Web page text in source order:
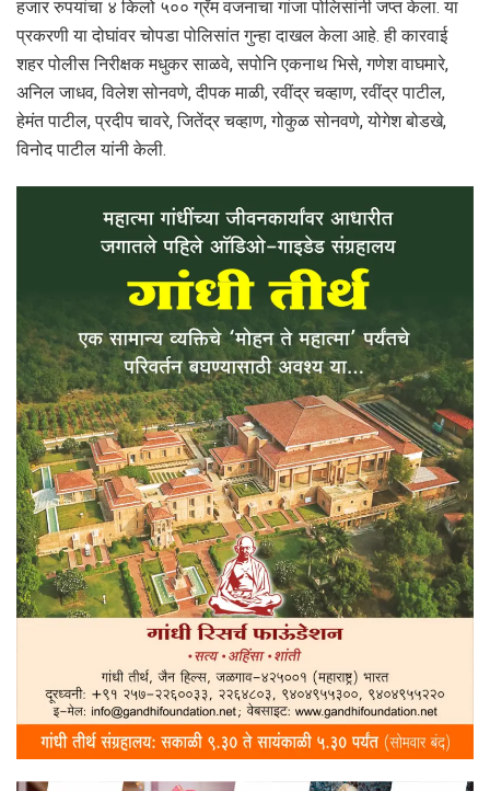
हजार रुपयांचा ४ किलो ५०० ग्रॅम वजनाचा गांजा पोलिसांनी जप्त केला. या
प्रकरणी या दोघांवर चोपडा पोलिसांत गुन्हा दाखल केला आहे. ही कारवाई
शहर पोलीस निरीक्षक मधुकर साळवे, सपोनि एकनाथ भिसे, गणेश वाघमारे,
अनिल जाधव, विलेश सोनवणे, दीपक माळी, रवींद्र चव्हाण, रवींद्र पाटील,
हेमंत पाटील, प्रदीप चावरे, जितेंद्र चव्हाण, गोकुळ सोनवणे, योगेश बोडखे,
विनोद पाटील यांनी केली.